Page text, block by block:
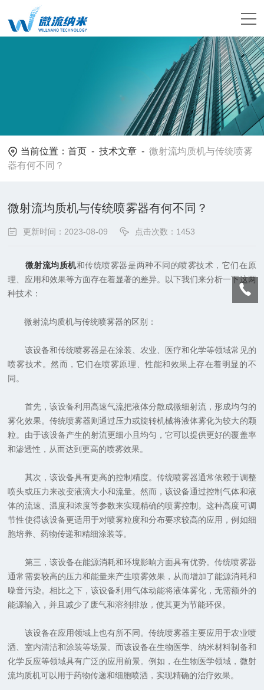
当前位置：首页 -技术文章 -微射流均质机与传统喷雾
器有何不同？
微射流均质机与传统喷雾器有何不同？
更新时间：2023-08-09 点击次数：1453
微射流均质机和传统喷雾器是两种不同的喷雾技术，它们在原
理、应用和效果等方面存在着显著的差异。以下我们来分析一下这两
种技术：
微射流均质机与传统喷雾器的区别：
该设备和传统喷雾器是在涂装、农业、医疗和化学等领域常见的
喷雾技术。然而，它们在喷雾原理、性能和效果上存在着明显的不
同。
首先，该设备利用高速气流把液体分散成微细射流，形成均匀的
雾化效果。传统喷雾器则通过压力或旋转机械将液体雾化为较大的颗
粒。由于该设备产生的射流更细小且均匀，它可以提供更好的覆盖率
和渗透性，从而达到更高的喷雾效果。
其次，该设备具有更高的控制精度。传统喷雾器通常依赖于调整
喷头或压力来改变液滴大小和流量。然而，该设备通过控制气体和液
体的流速、温度和浓度等参数来实现精确的喷雾控制。这种高度可调
节性使得该设备更适用于对喷雾粒度和分布要求较高的应用，例如细
胞培养、药物传递和精细涂装等。
第三，该设备在能源消耗和环境影响方面具有优势。传统喷雾器
通常需要较高的压力和能量来产生喷雾效果，从而增加了能源消耗和
噪音污染。相比之下，该设备利用气体动能将液体雾化，无需额外的
能源输入，并且减少了废气和溶剂排放，使其更为节能环保。
该设备在应用领域上也有所不同。传统喷雾器主要应用于农业喷
洒、室内清洁和涂装等场景。而该设备在生物医学、纳米材料制备和
化学反应等领域具有广泛的应用前景。例如，在生物医学领域，微射
流均质机可以用于药物传递和细胞喷洒，实现精确的治疗效果。